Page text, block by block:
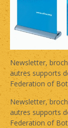
Newsletter,
autres supports
Federation of
Newsletter,
autres supports
Federation of